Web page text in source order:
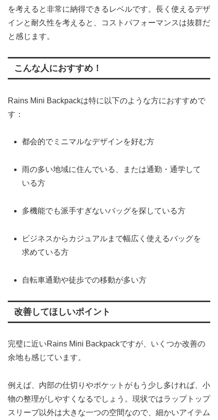
を考えると非常に納得できるレベルです。長く使えるデザ
インと耐久性を考えると、コストパフォーマンスは抜群だ
と感じます。
こんな人におすすめ！
Rains Mini Backpackは特に以下のような方におすすめで
す：
都会的でミニマルなデザインを好む方
雨の多い地域に住んでいる、または通勤・通学して
いる方
多機能でも派手すぎないバッグを探している方
ビジネスからカジュアルまで幅広く使えるバッグを
求めている方
自転車通勤や徒歩での移動が多い方
改善してほしいポイント
完璧に近いRains Mini Backpackですが、いくつか改善の
余地も感じています。
例えば、内部の仕切りやポケットがもう少し多ければ、小
物の整理がしやすくなるでしょう。現状ではラップトップ
スリーブ以外は大きな一つの空間なので、細かいアイテム